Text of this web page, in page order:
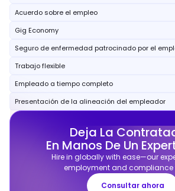
Acuerdo sobre el empleo
Gig Economy
Seguro de enfermedad patrocinado por el
Trabajo flexible
Empleado a tiempo completo
Presentación de la alineación del empleador
Deja La
En Manos De Un
Hire in globally with ease—our
employment and compliance
Consultar ahora